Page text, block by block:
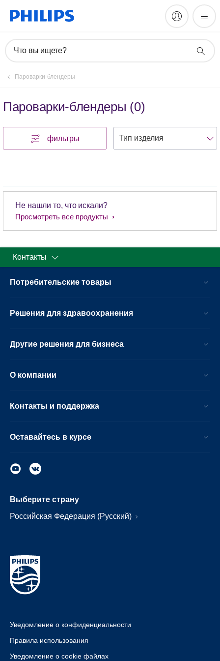
Что вы ищете?
Пароварки-блендеры
Пароварки-блендеры (0)
фильтры
Не нашли то, что искали?
Просмотреть все продукты
Контакты
Потребительские товары
Решения для здравоохранения
Другие решения для бизнеса
О компании
Контакты и поддержка
Оставайтесь в курсе
Выберите страну
Российская Федерация (Русский)
Уведомление о конфиденциальности
Правила использования
Уведомление о cookie файлах